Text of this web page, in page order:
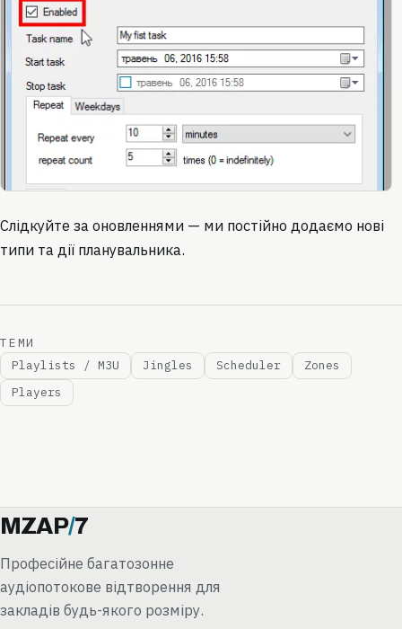
Слідкуйте за оновленнями — ми постійно додаємо нові
типи та дії планувальника.
ТЕМИ
Playlists / M3U
Jingles Scheduler
Zones
Players
MZAP/7
Професійне багатозонне
аудіопотокове відтворення для
закладів будь-якого розміру.